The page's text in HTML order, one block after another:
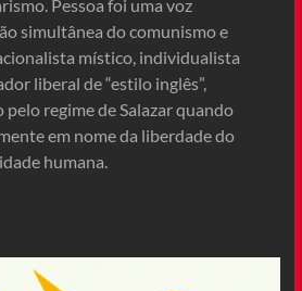
Pessoa foi uma voz
simultânea do comunismo e
místico, individualista
liberal de “estilo inglês”,
pelo regime de Salazar quando
em nome da liberdade do
humana.